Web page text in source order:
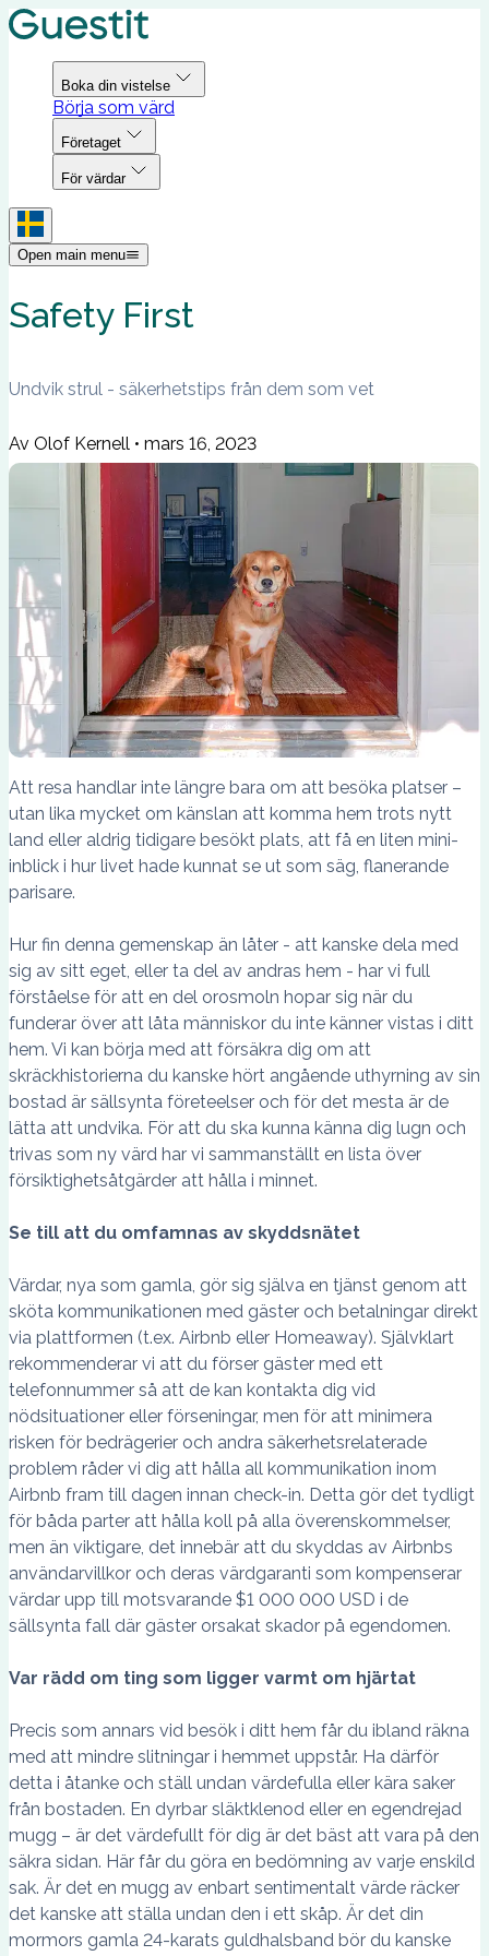
Boka din vistelse
Börja som värd
Företaget
För värdar
Open main menu
Safety First
Undvik strul - säkerhetstips från dem som vet
Av Olof Kernell • mars 16, 2023
Att resa handlar inte längre bara om att besöka platser –
utan lika mycket om känslan att komma hem trots nytt
land eller aldrig tidigare besökt plats, att få en liten mini-
inblick i hur livet hade kunnat se ut som säg, flanerande
parisare.
Hur fin denna gemenskap än låter - att kanske dela med
sig av sitt eget, eller ta del av andras hem - har vi full
förståelse för att en del orosmoln hopar sig när du
funderar över att låta människor du inte känner vistas i ditt
hem. Vi kan börja med att försäkra dig om att
skräckhistorierna du kanske hört angående uthyrning av sin
bostad är sällsynta företeelser och för det mesta är de
lätta att undvika. För att du ska kunna känna dig lugn och
trivas som ny värd har vi sammanställt en lista över
försiktighetsåtgärder att hålla i minnet.
Se till att du omfamnas av skyddsnätet
Värdar, nya som gamla, gör sig själva en tjänst genom att
sköta kommunikationen med gäster och betalningar direkt
via plattformen (t.ex. Airbnb eller Homeaway). Självklart
rekommenderar vi att du förser gäster med ett
telefonnummer så att de kan kontakta dig vid
nödsituationer eller förseningar, men för att minimera
risken för bedrägerier och andra säkerhetsrelaterade
problem råder vi dig att hålla all kommunikation inom
Airbnb fram till dagen innan check-in. Detta gör det tydligt
för båda parter att hålla koll på alla överenskommelser,
men än viktigare, det innebär att du skyddas av Airbnbs
användarvillkor och deras värdgaranti som kompenserar
värdar upp till motsvarande $1 000 000 USD i de
sällsynta fall där gäster orsakat skador på egendomen.
Var rädd om ting som ligger varmt om hjärtat
Precis som annars vid besök i ditt hem får du ibland räkna
med att mindre slitningar i hemmet uppstår. Ha därför
detta i åtanke och ställ undan värdefulla eller kära saker
från bostaden. En dyrbar släktklenod eller en egendrejad
mugg – är det värdefullt för dig är det bäst att vara på den
säkra sidan. Här får du göra en bedömning av varje enskild
sak. Är det en mugg av enbart sentimentalt värde räcker
det kanske att ställa undan den i ett skåp. Är det din
mormors gamla 24-karats guldhalsband bör du kanske